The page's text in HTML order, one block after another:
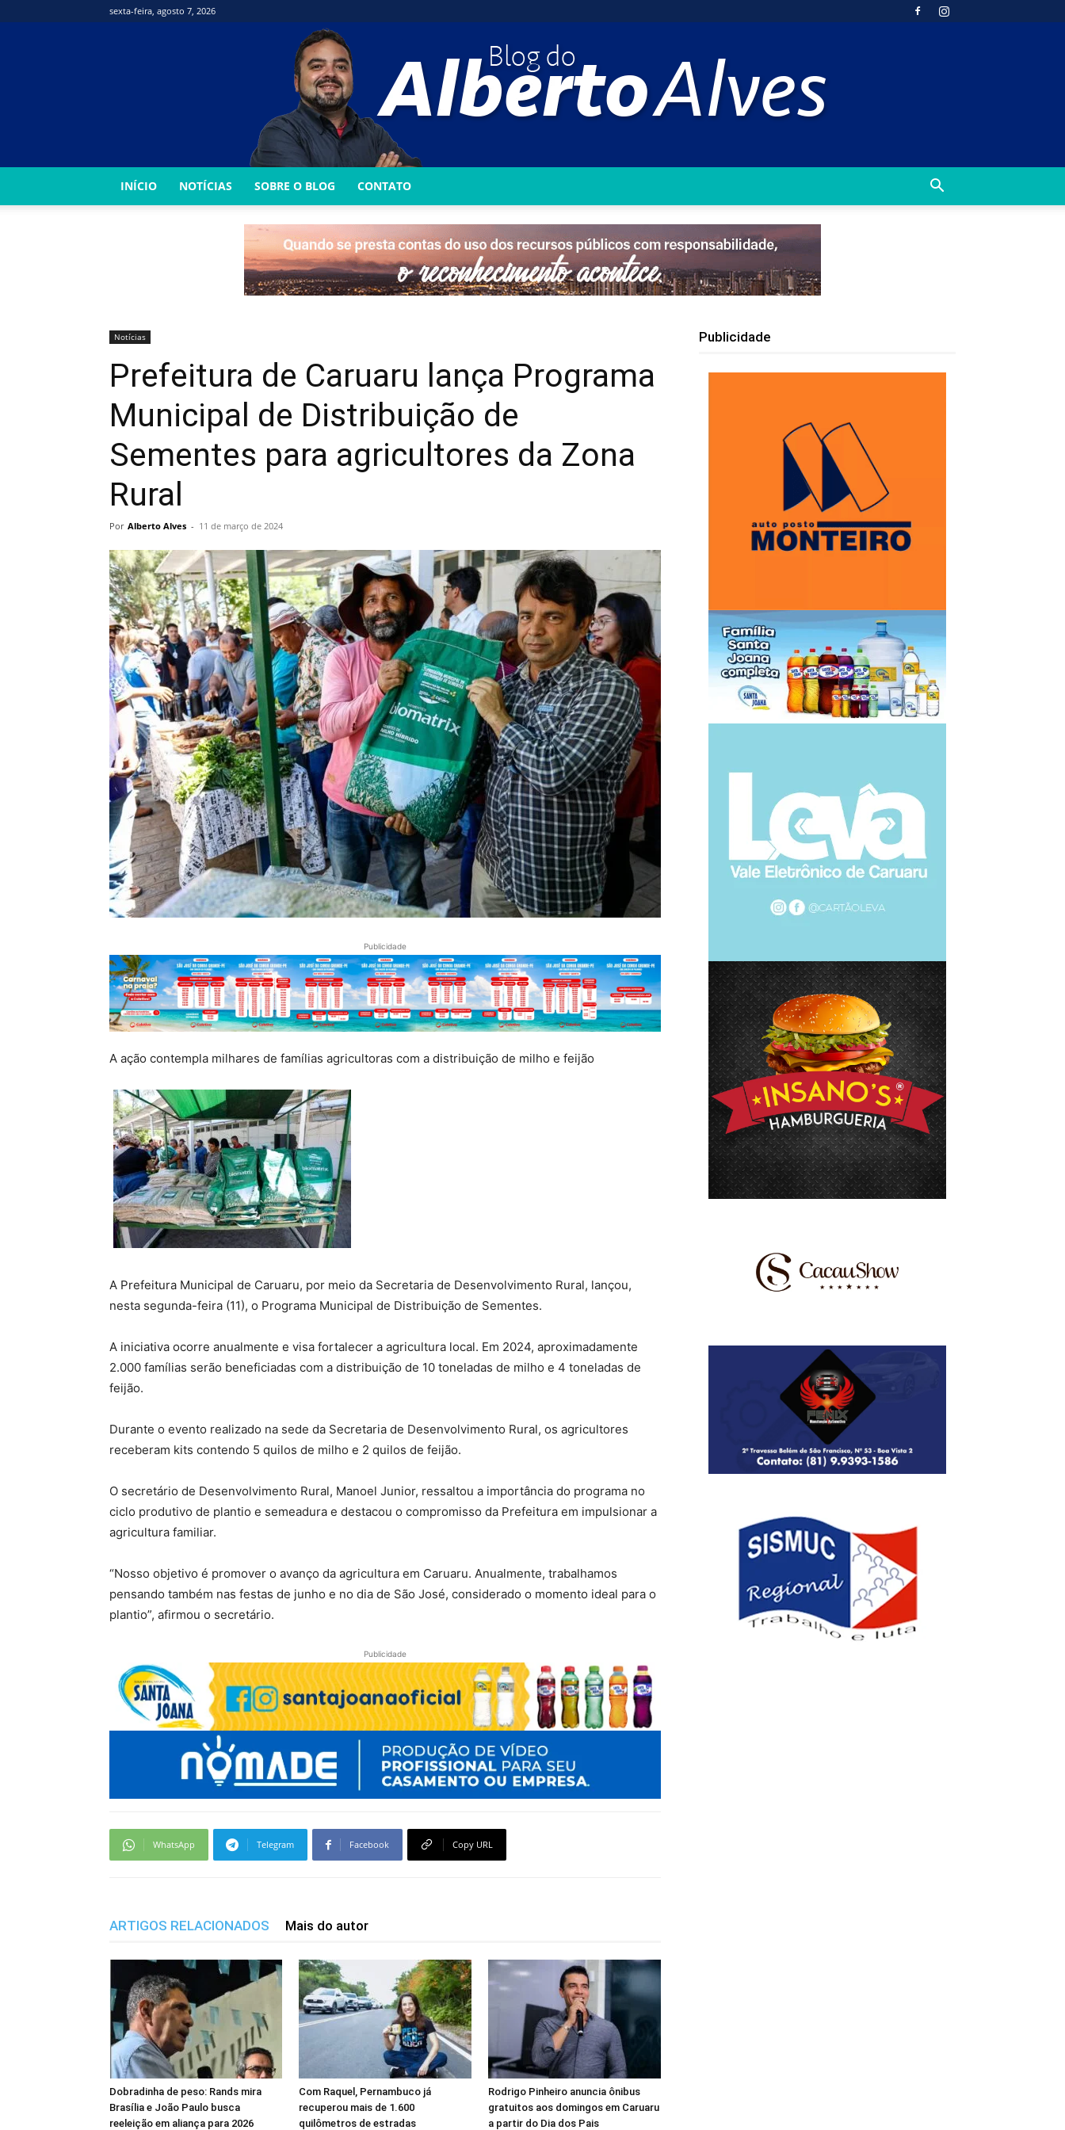
sexta-feira, agosto 7, 2026
INÍCIO NOTÍCIAS SOBRE O BLOG CONTATO
Notícias
Prefeitura de Caruaru lança Programa
Municipal de Distribuição de
Sementes para agricultores da Zona
Rural
Por Alberto Alves - 11 de março de 2024
Publicidade
A ação contempla milhares de famílias agricultoras com a distribuição de milho e feijão
A Prefeitura Municipal de Caruaru, por meio da Secretaria de Desenvolvimento Rural, lançou,
nesta segunda-feira (11), o Programa Municipal de Distribuição de Sementes.
A iniciativa ocorre anualmente e visa fortalecer a agricultura local. Em 2024, aproximadamente
2.000 famílias serão beneficiadas com a distribuição de 10 toneladas de milho e 4 toneladas de
feijão.
Durante o evento realizado na sede da Secretaria de Desenvolvimento Rural, os agricultores
receberam kits contendo 5 quilos de milho e 2 quilos de feijão.
O secretário de Desenvolvimento Rural, Manoel Junior, ressaltou a importância do programa no
ciclo produtivo de plantio e semeadura e destacou o compromisso da Prefeitura em impulsionar a
agricultura familiar.
“Nosso objetivo é promover o avanço da agricultura em Caruaru. Anualmente, trabalhamos
pensando também nas festas de junho e no dia de São José, considerado o momento ideal para o
plantio”, afirmou o secretário.
Publicidade
WhatsApp Telegram Facebook Copy URL
ARTIGOS RELACIONADOS Mais do autor
Dobradinha de peso: Rands mira
Brasília e João Paulo busca
reeleição em aliança para 2026
Com Raquel, Pernambuco já
recuperou mais de 1.600
quilômetros de estradas
Rodrigo Pinheiro anuncia ônibus
gratuitos aos domingos em Caruaru
a partir do Dia dos Pais
Publicidade